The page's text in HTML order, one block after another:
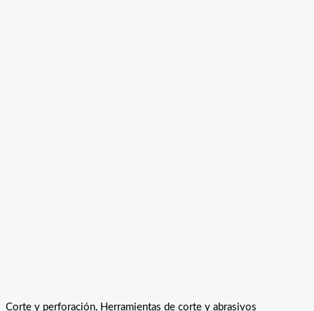
Corte y perforación, Herramientas de corte y abrasivos